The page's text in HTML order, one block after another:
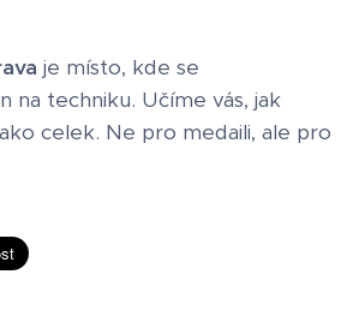
je místo, kde se
na techniku. Učíme vás, jak
celek. Ne pro medaili, ale pro